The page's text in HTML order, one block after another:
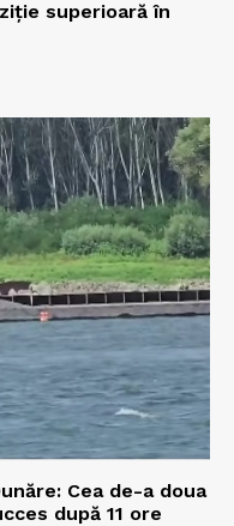
superioară în
Cea de-a doua
după 11 ore